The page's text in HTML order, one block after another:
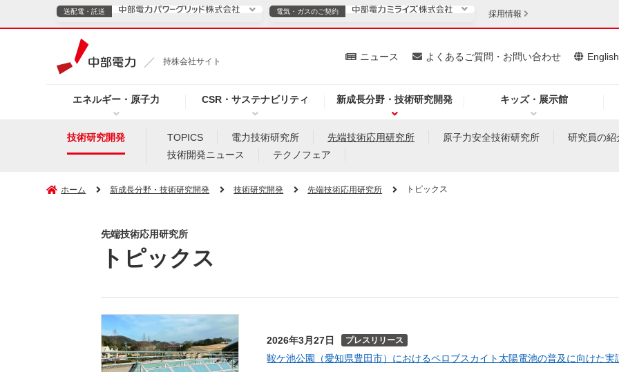
持株会社サイト
エネルギー・原子力 CSR・サステナビリティ 新成長分野・技術研究開発 キッズ・展示館
ニュース よくあるご質問・お問い合わせ English
送配電・託送
ニュース（新しいウィンドウを開きます）
よくあるご質問・お問い合わせ
電気・ガスのご契約
電気・ガスのご契約
プレスリリース （新しいウィンドウを開きます）
お知らせ
採用情報
技術研究開発 TOPICS 電力技術研究所 先端技術応用研究所 原子力安全技術研究所
研究員の紹
技術開発ニュース
テクノフェア
ホーム 新成長分野・技術研究開発 技術研究開発 先端技術応用研究所 トピックス
先端技術応用研究所
トピックス
2026年3月27日 プレスリリース
鞍ケ池公園（愛知県豊田市）におけるペロブスカイト太陽電池の普及に向けた実